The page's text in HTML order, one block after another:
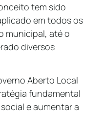
tem sido
em todos os
municipal, até o
diversos
Aberto Local
fundamental
e aumentar a